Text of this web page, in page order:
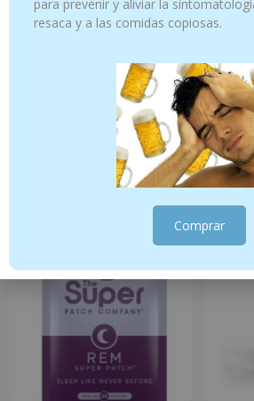
Relax HERBALGEM 30 cápsulas –
REM 30
72.00€
Añadir al
para prevenir y aliviar la
resaca y a las comidas copiosas.
Comprar